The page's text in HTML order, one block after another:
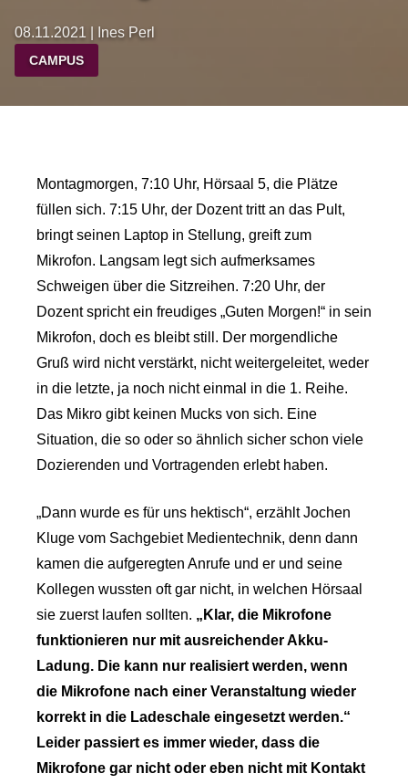
08.11.2021 | Ines Perl
CAMPUS
Montagmorgen, 7:10 Uhr, Hörsaal 5, die Plätze
füllen sich. 7:15 Uhr, der Dozent tritt an das Pult,
bringt seinen Laptop in Stellung, greift zum
Mikrofon. Langsam legt sich aufmerksames
Schweigen über die Sitzreihen. 7:20 Uhr, der
Dozent spricht ein freudiges „Guten Morgen!“ in sein
Mikrofon, doch es bleibt still. Der morgendliche
Gruß wird nicht verstärkt, nicht weitergeleitet, weder
in die letzte, ja noch nicht einmal in die 1. Reihe.
Das Mikro gibt keinen Mucks von sich. Eine
Situation, die so oder so ähnlich sicher schon viele
Dozierenden und Vortragenden erlebt haben.
„Dann wurde es für uns hektisch“, erzählt Jochen
Kluge vom Sachgebiet Medientechnik, denn dann
kamen die aufgeregten Anrufe und er und seine
Kollegen wussten oft gar nicht, in welchen Hörsaal
sie zuerst laufen sollten. „Klar, die Mikrofone
funktionieren nur mit ausreichender Akku-
Ladung. Die kann nur realisiert werden, wenn
die Mikrofone nach einer Veranstaltung wieder
korrekt in die Ladeschale eingesetzt werden.“
Leider passiert es immer wieder, dass die
Mikrofone gar nicht oder eben nicht mit Kontakt